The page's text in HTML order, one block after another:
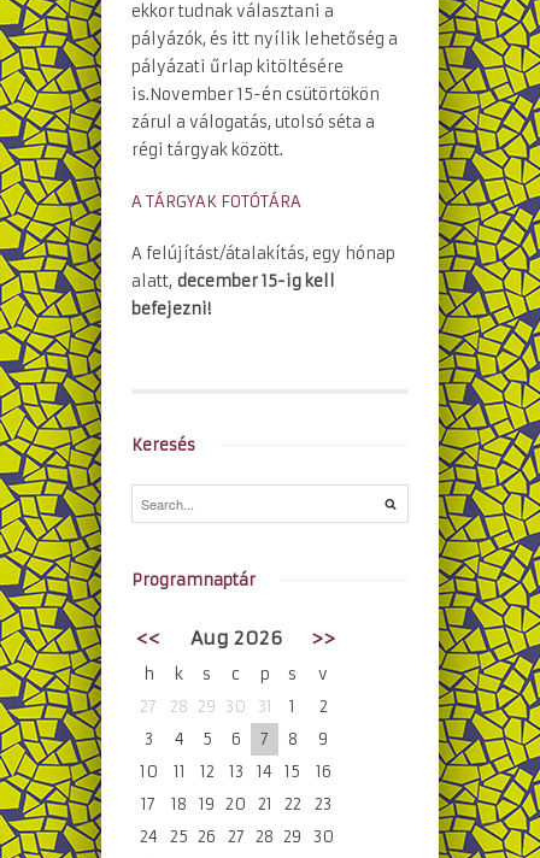
ekkor tudnak választani a
pályázók, és itt nyílik lehetőség a
pályázati űrlap kitöltésére
is.November 15-én csütörtökön
zárul a válogatás, utolsó séta a
régi tárgyak között.
A TÁRGYAK FOTÓTÁRA
A felújítást/átalakítás, egy hónap
alatt, december 15-ig kell
befejezni!
Keresés
Programnaptár
<< Aug 2026 >>
h k s c p s
v
27
28 29 30 31 1
2
3
4 5 6 7 8
9
10
11 12 13 14 15
16
17
18 19 20 21 22
23
24
25 26 27 28 29
30